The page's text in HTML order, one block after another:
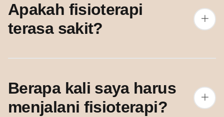
Apakah fisioterapi
terasa sakit?
Berapa kali saya harus
menjalani fisioterapi?